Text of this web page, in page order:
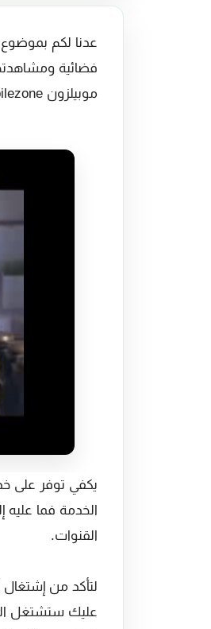
عدنا لكم
فضائية
موبيلزون mobilezone.
يكفي توفر على
الخدمة فما
القنوات.
عليك ستشتغل